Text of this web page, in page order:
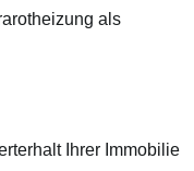
als
Ihrer Immobilie